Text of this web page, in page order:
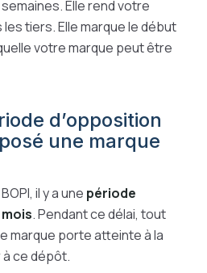
Elle rend votre
tiers. Elle marque le début
votre marque peut être
d’opposition
une marque
il y a une période
. Pendant ce délai, tout
marque porte atteinte à la
ce dépôt.